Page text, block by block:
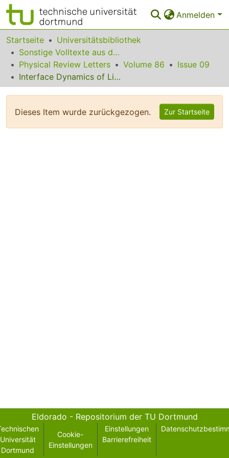
Anmelden
Bereiche & Sammlungen
Das gesamte Repositorium
Statistiken
Startseite
Universitätsbibliothek
Sonstige Volltexte aus dem Bibliotheksangebot
Physical Review Letters
Volume 86
Issue 09
Interface Dynamics of Lipid Membrane Spreading on Solid Surfaces
Dieses Item wurde zurückgezogen. Zur Startseite
Eldorado - Repositorium der TU Dortmund
Universität
Dortmund
Cookie-
Einstellungen
Einstellungen
Barrierefreiheit